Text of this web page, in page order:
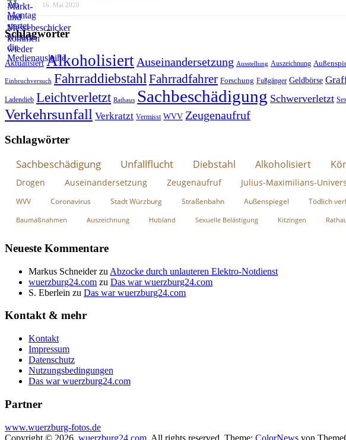
16. Mai 2020
Schlagwörter
Aktualisiert Alkoholisiert Auseinandersetzung Ausstellung Auszeichnung
Einbruchversuch Fahrraddiebstahl Fahrradfahrer Forschung Fußgänger Geldbörse
Ladendieb Leichtverletzt Rathaus Sachbeschädigung Schwerverletzt
Verkehrsunfall Verkratzt Vermisst WVV Zeugenaufruf
Schlagwörter
Sachbeschädigung Unfallflucht Diebstahl Alkoholisiert
Drogen
Auseinandersetzung Zeugenaufruf Julius-Maximilians-
WVV
Coronavirus Stadt Würzburg Straßenbahn Außenspiegel Tödlich
Baumaßnahmen Auszeichnung Hubland Sexuelle Belästigung Kitzingen
Neueste Kommentare
Markus Schneiderzu Abzocke durch unlauteren Elektro-Notdienst
wuerzburg24.com zu Das war wuerzburg24.com
S. Eberlein zu Das war wuerzburg24.com
Kontakt & mehr
Kontakt
Impressum
Datenschutz
Nutzungsbedingungen
Das war wuerzburg24.com
Partner
www.wuerzburg-fotos.de
Copyright © 2026 wuerzburg24.com . All rights reserved. Theme: ColorNews von